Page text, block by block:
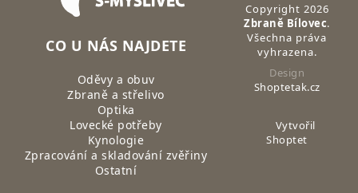
CO U NÁS NAJDETE
Oděvy a obuv
Zbraně a střelivo
Optika
Lovecké potřeby
Kynologie
Zpracování a skladování zvěřiny
Ostatní
Copyright 2026
Zbraně Bílovec.
Všechna práva
vyhrazena.
Design
Shoptetak.cz
Vytvořil
Shoptet